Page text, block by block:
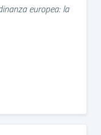
europea: la